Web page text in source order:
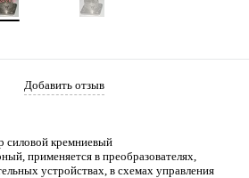
Добавить отзыв
силовой кремниевый
применяется в преобразователях,
устройствах, в схемах управления